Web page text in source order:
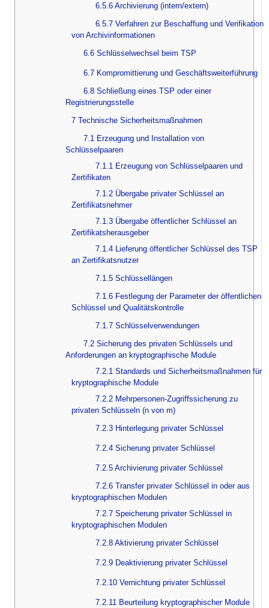
6.5.6 Archivierung (intern/extern)
6.5.7 Verfahren zur Beschaffung und Verifikation
von Archivinformationen
6.6 Schlüsselwechsel beim TSP
6.7 Kompromittierung und Geschäftsweiterführung
6.8 Schließung eines TSP oder einer
Registrierungsstelle
7 Technische Sicherheitsmaßnahmen
7.1 Erzeugung und Installation von
Schlüsselpaaren
7.1.1 Erzeugung von Schlüsselpaaren und
Zertifikaten
7.1.2 Übergabe privater Schlüssel an
Zertifikatsnehmer
7.1.3 Übergabe öffentlicher Schlüssel an
Zertifikatsherausgeber
7.1.4 Lieferung öffentlicher Schlüssel des TSP
an Zertifikatsnutzer
7.1.5 Schlüssellängen
7.1.6 Festlegung der Parameter der öffentlichen
Schlüssel und Qualitätskontrolle
7.1.7 Schlüsselverwendungen
7.2 Sicherung des privaten Schlüssels und
Anforderungen an kryptographische Module
7.2.1 Standards und Sicherheitsmaßnahmen für
kryptographische Module
7.2.2 Mehrpersonen-Zugriffssicherung zu
privaten Schlüsseln (n von m)
7.2.3 Hinterlegung privater Schlüssel
7.2.4 Sicherung privater Schlüssel
7.2.5 Archivierung privater Schlüssel
7.2.6 Transfer privater Schlüssel in oder aus
kryptographischen Modulen
7.2.7 Speicherung privater Schlüssel in
kryptographischen Modulen
7.2.8 Aktivierung privater Schlüssel
7.2.9 Deaktivierung privater Schlüssel
7.2.10 Vernichtung privater Schlüssel
7.2.11 Beurteilung kryptographischer Module